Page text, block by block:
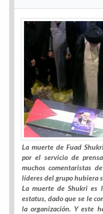
La muerte de Fuad
por el servicio de
muchos comentaristas
líderes del grupo hubiera
La muerte de Shukri es
estatus, dado que se le
la organización. Y este